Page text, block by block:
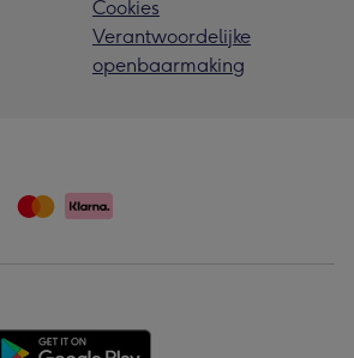
Cookies
Verantwoordelijke
openbaarmaking